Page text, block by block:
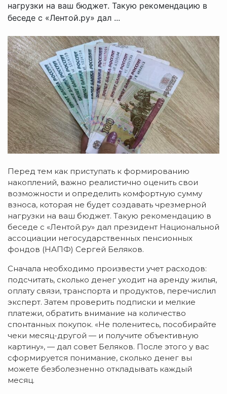
нагрузки на ваш бюджет. Такую рекомендацию в
беседе с «Лентой.ру» дал ...
Перед тем как приступать к формированию
накоплений, важно реалистично оценить свои
возможности и определить комфортную сумму
взноса, которая не будет создавать чрезмерной
нагрузки на ваш бюджет. Такую рекомендацию в
беседе с «Лентой.ру» дал президент Национальной
ассоциации негосударственных пенсионных
фондов (НАПФ) Сергей Беляков.
Сначала необходимо произвести учет расходов:
подсчитать, сколько денег уходит на аренду жилья,
оплату связи, транспорта и продуктов, перечислил
эксперт. Затем проверить подписки и мелкие
платежи, обратить внимание на количество
спонтанных покупок. «Не поленитесь, пособирайте
чеки месяц-другой — и получите объективную
картину», — дал совет Беляков. После этого у вас
сформируется понимание, сколько денег вы
можете безболезненно откладывать каждый
месяц.